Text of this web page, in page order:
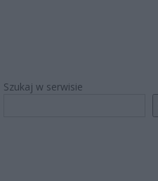
Szukaj w serwisie